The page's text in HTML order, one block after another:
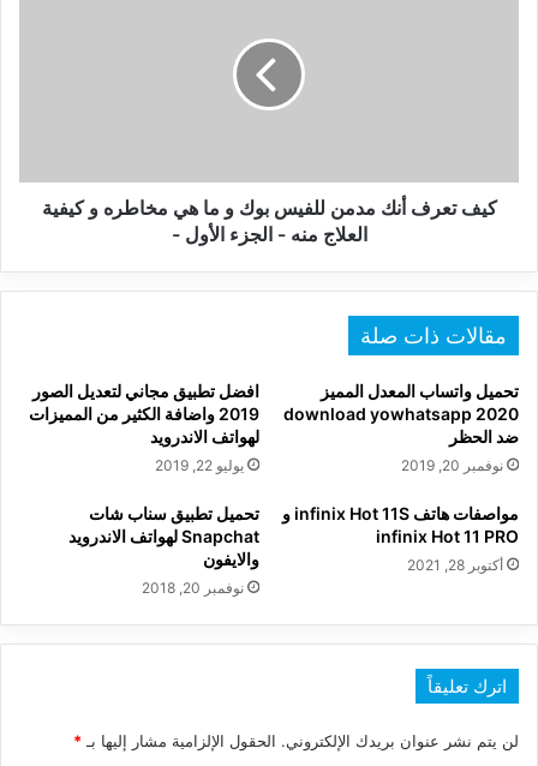
هي
مخاطره
الجزء
-
كيف تعرف أنك مدمن للفيس بوك و ما هي مخاطره و كيفية
العلاج منه - الجزء الأول -
مقالات ذات صلة
تحميل واتساب المعدل المميز
download yowhatsapp 2020
ضد الحظر
نوفمبر 20, 2019
افضل تطبيق مجاني لتعديل الصور
2019 واضافة الكثير من المميزات
لهواتف الاندرويد
يوليو 22, 2019
مواصفات هاتف infinix Hot 11S و
infinix Hot 11 PRO
أكتوبر 28, 2021
تحميل تطبيق سناب شات
Snapchat‏ لهواتف الاندرويد
والايفون
نوفمبر 20, 2018
اترك تعليقاً
لن يتم نشر عنوان بريدك الإلكتروني. الحقول الإلزامية مشار إليها بـ *